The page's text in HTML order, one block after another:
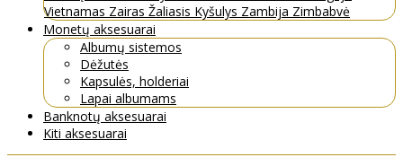
Vietnamas Zairas Žaliasis Kyšulys Zambija Zimbabvė
Monetų aksesuarai
Albumų sistemos
Dėžutės
Kapsulės, holderiai
Lapai albumams
Banknotų aksesuarai
Kiti aksesuarai